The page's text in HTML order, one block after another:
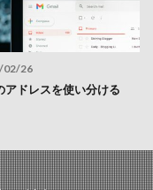
02/26
アドレスを使い分ける